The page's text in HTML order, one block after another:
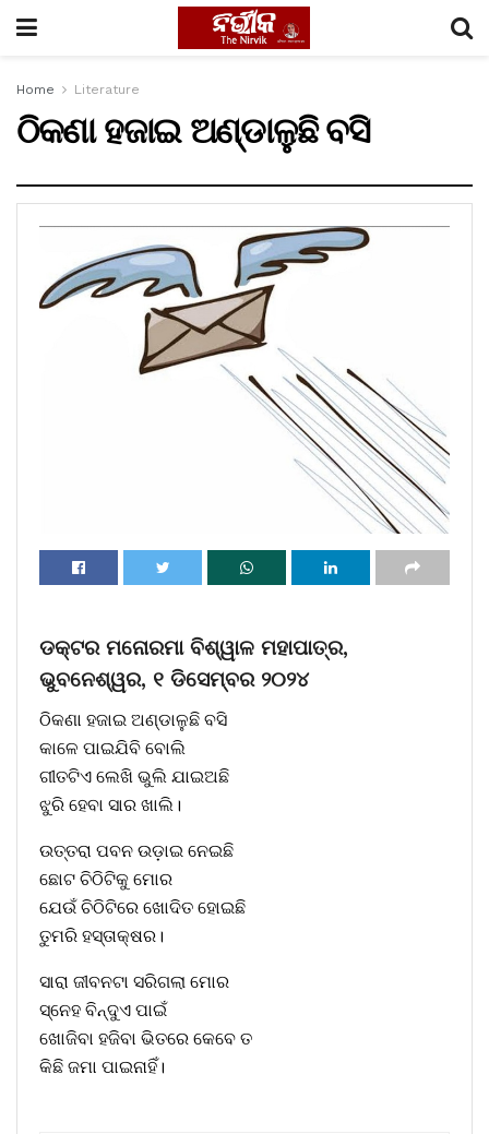
Home Literature
ଠିକଣା ହଜାଇ ଅଣ୍ଡାଳୁଛି ବସି
ଡକ୍ଟର ମନୋରମା ବିଶ୍ୱାଳ ମହାପାତ୍ର,
ଭୁବନେଶ୍ୱର, ୧ ଡିସେମ୍ବର ୨୦୨୪
ଠିକଣା ହଜାଇ ଅଣ୍ଡାଳୁଛି ବସି
କାଳେ ପାଇଯିବି ବୋଲି
ଗୀତଟିଏ ଲେଖି ଭୁଲି ଯାଇଅଛି
ଝୁରି ହେବା ସାର ଖାଲି।
ଉତ୍ତରା ପବନ ଉଡ଼ାଇ ନେଇଛି
ଛୋଟ ଚିଠିଟିକୁ ମୋର
ଯେଉଁ ଚିଠିଟିରେ ଖୋଦିତ ହୋଇଛି
ତୁମରି ହସ୍ତାକ୍ଷର।
ସାରା ଜୀବନଟା ସରିଗଲା ମୋର
ସ୍ନେହ ବିନ୍ଦୁଏ ପାଇଁ
ଖୋଜିବା ହଜିବା ଭିତରେ କେବେ ତ
କିଛି ଜମା ପାଇନାହିଁ।